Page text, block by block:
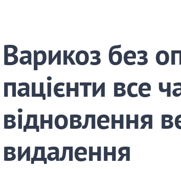
Варикоз без
пацієнти все
відновлення
видалення